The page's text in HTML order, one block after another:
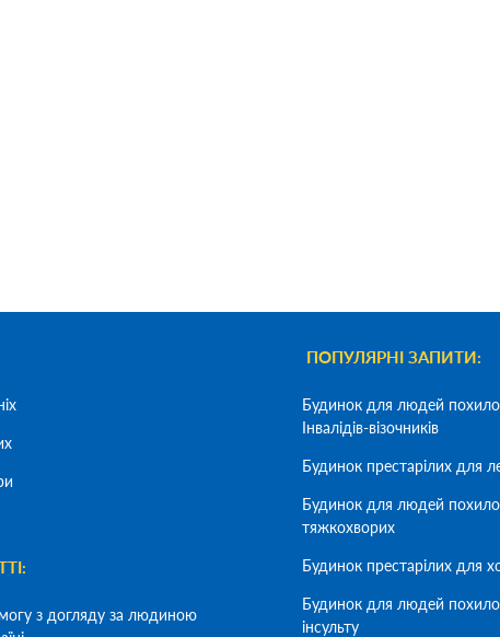
з догляду за людиною
ПОПУЛЯРНІ ЗАПИТИ:
Будинок для людей
Інвалідів-візочників
Будинок престарілих для
Будинок для людей
тяжкохворих
Будинок престарілих для
Будинок для людей
інсульту